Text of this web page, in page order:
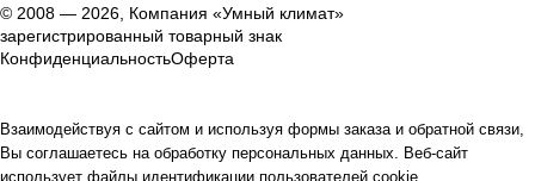
© 2008 — 2026, Компания «Умный климат»
зарегистрированный товарный знак
КонфиденциальностьОферта
Взаимодействуя с сайтом и используя формы заказа и обратной связи,
Вы соглашаетесь на обработку персональных данных. Веб-сайт
использует файлы идентификации пользователей cookie.